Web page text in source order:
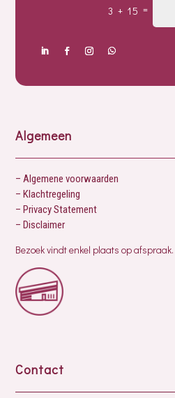
3 + 15 =
Algemeen
– Algemene voorwaarden
– Klachtregeling
– Privacy Statement
– Disclaimer
Bezoek vindt enkel plaats op afspraak.
Contact